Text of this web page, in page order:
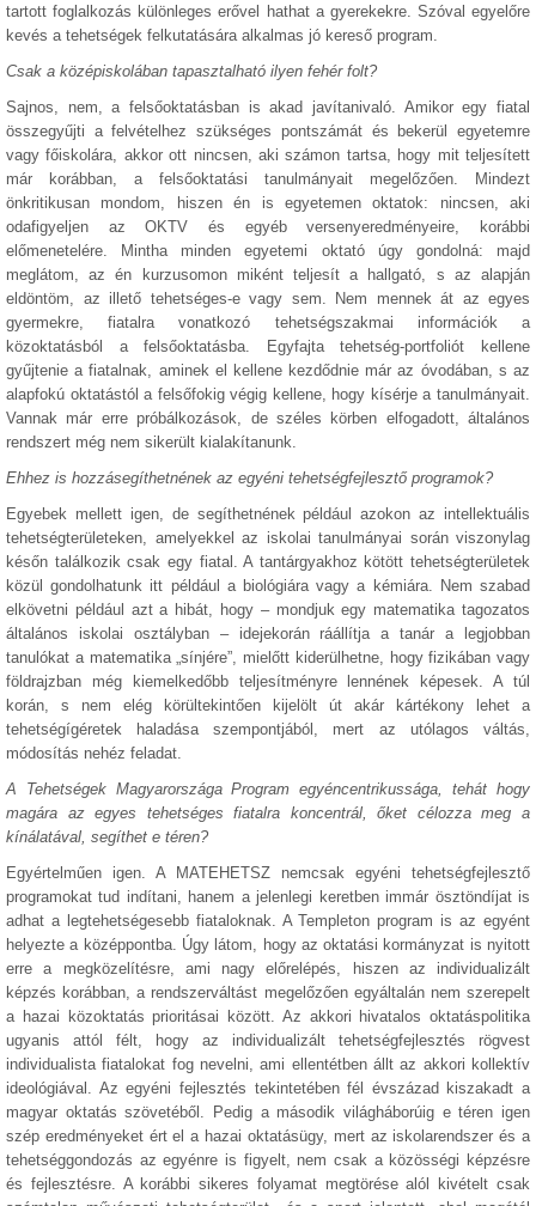
tartott foglalkozás különleges erővel hathat a gyerekekre. Szóval egyelőre
kevés a tehetségek felkutatására alkalmas jó kereső program.
Csak a középiskolában tapasztalható ilyen fehér folt?
Sajnos, nem, a felsőoktatásban is akad javítanivaló. Amikor egy fiatal
összegyűjti a felvételhez szükséges pontszámát és bekerül egyetemre
vagy főiskolára, akkor ott nincsen, aki számon tartsa, hogy mit teljesített
már korábban, a felsőoktatási tanulmányait megelőzően. Mindezt
önkritikusan mondom, hiszen én is egyetemen oktatok: nincsen, aki
odafigyeljen az OKTV és egyéb versenyeredményeire, korábbi
előmenetelére. Mintha minden egyetemi oktató úgy gondolná: majd
meglátom, az én kurzusomon miként teljesít a hallgató, s az alapján
eldöntöm, az illető tehetséges-e vagy sem. Nem mennek át az egyes
gyermekre, fiatalra vonatkozó tehetségszakmai információk a
közoktatásból a felsőoktatásba. Egyfajta tehetség-portfoliót kellene
gyűjtenie a fiatalnak, aminek el kellene kezdődnie már az óvodában, s az
alapfokú oktatástól a felsőfokig végig kellene, hogy kísérje a tanulmányait.
Vannak már erre próbálkozások, de széles körben elfogadott, általános
rendszert még nem sikerült kialakítanunk.
Ehhez is hozzásegíthetnének az egyéni tehetségfejlesztő programok?
Egyebek mellett igen, de segíthetnének például azokon az intellektuális
tehetségterületeken, amelyekkel az iskolai tanulmányai során viszonylag
későn találkozik csak egy fiatal. A tantárgyakhoz kötött tehetségterületek
közül gondolhatunk itt például a biológiára vagy a kémiára. Nem szabad
elkövetni például azt a hibát, hogy – mondjuk egy matematika tagozatos
általános iskolai osztályban – idejekorán ráállítja a tanár a legjobban
tanulókat a matematika „sínjére”, mielőtt kiderülhetne, hogy fizikában vagy
földrajzban még kiemelkedőbb teljesítményre lennének képesek. A túl
korán, s nem elég körültekintően kijelölt út akár kártékony lehet a
tehetségígéretek haladása szempontjából, mert az utólagos váltás,
módosítás nehéz feladat.
A Tehetségek Magyarországa Program egyéncentrikussága, tehát hogy
magára az egyes tehetséges fiatalra koncentrál, őket célozza meg a
kínálatával, segíthet e téren?
Egyértelműen igen. A MATEHETSZ nemcsak egyéni tehetségfejlesztő
programokat tud indítani, hanem a jelenlegi keretben immár ösztöndíjat is
adhat a legtehetségesebb fiataloknak. A Templeton program is az egyént
helyezte a középpontba. Úgy látom, hogy az oktatási kormányzat is nyitott
erre a megközelítésre, ami nagy előrelépés, hiszen az individualizált
képzés korábban, a rendszerváltást megelőzően egyáltalán nem szerepelt
a hazai közoktatás prioritásai között. Az akkori hivatalos oktatáspolitika
ugyanis attól félt, hogy az individualizált tehetségfejlesztés rögvest
individualista fiatalokat fog nevelni, ami ellentétben állt az akkori kollektív
ideológiával. Az egyéni fejlesztés tekintetében fél évszázad kiszakadt a
magyar oktatás szövetéből. Pedig a második világháborúig e téren igen
szép eredményeket ért el a hazai oktatásügy, mert az iskolarendszer és a
tehetséggondozás az egyénre is figyelt, nem csak a közösségi képzésre
és fejlesztésre. A korábbi sikeres folyamat megtörése alól kivételt csak